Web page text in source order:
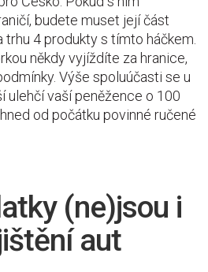
budete muset její část
trhu 4 produkty s tímto háčkem.
někdy vyjíždíte za hranice,
Výše spoluúčasti se u
ulehčí vaší peněžence o 100
od počátku povinné ručené
(ne)jsou i
aut